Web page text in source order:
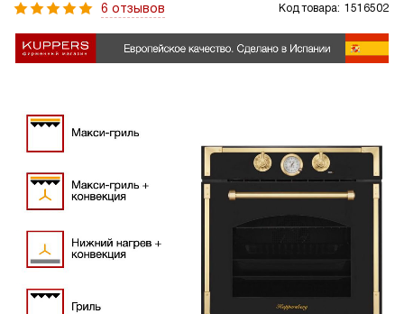
6 отзывов Код товара: 1516502